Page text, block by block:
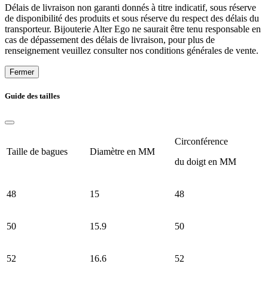
Délais de livraison non garanti donnés à titre indicatif, sous réserve
de disponibilité des produits et sous réserve du respect des délais du
transporteur. Bijouterie Alter Ego ne saurait être tenu responsable en
cas de dépassement des délais de livraison, pour plus de
renseignement veuillez consulter nos conditions générales de vente.
Fermer
Guide des tailles
Taille de bagues Diamètre en MM
Circonférence
du doigt en MM
48 15 48
50 15.9 50
52 16.6 52